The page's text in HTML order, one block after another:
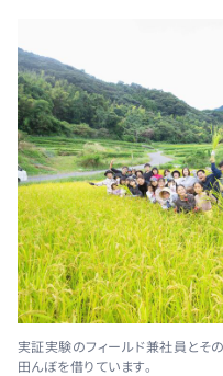
実証実験のフィールド兼社員とそ
田んぼを借りています。